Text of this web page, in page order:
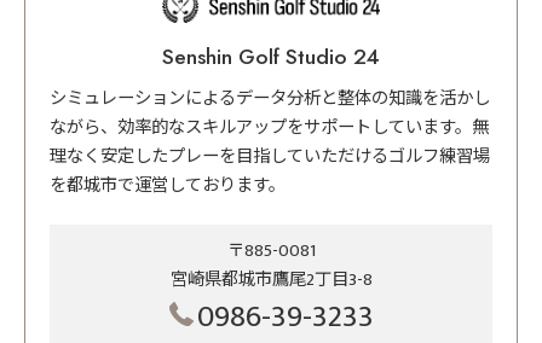
Senshin Golf Studio 24
シミュレーションによるデータ分析と整体の知識を活かし
ながら、効率的なスキルアップをサポートしています。無
理なく安定したプレーを目指していただけるゴルフ練習場
を都城市で運営しております。
〒885-0081
宮崎県都城市鷹尾2丁目3-8
0986-39-3233